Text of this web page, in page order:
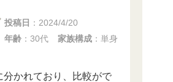
投稿日 ： 2024/4/20
年齢 ：30代 家族構成 ：単身
かれており、比較がで